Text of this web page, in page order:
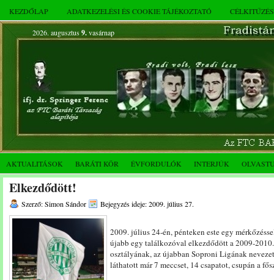
KEZDŐLAP ADATKEZELÉSI ÉS COOKIE TÁJÉKOZTATÓ
2026. augusztus 9.vasárnap
AKTUALITÁSOK BARÁTI KÖR ÉVFORDULÓK INTERJÚK
Elkezdődött!
Szerző: Simon Sándor Bejegyzés ideje: 2009. július 27.
2009. július 24-én, pénteken este egy
újabb egy találkozóval elkezdődött a 2009-
osztályának, az újabban Soproni Ligának
láthatott már 7 meccset, 14 csapatot, csupán a